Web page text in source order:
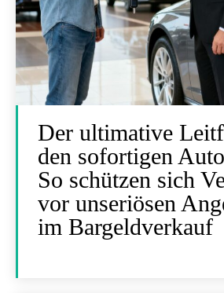
Der ultimative
den sofortigen
So schützen sich
vor unseriösen
im Bargeldverkauf